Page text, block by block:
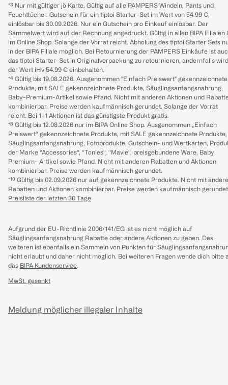
*³ Nur mit gültiger jö Karte. Gültig auf alle PAMPERS Windeln, Pants und
Feuchttücher. Gutschein für ein tiptoi Starter-Set im Wert von 54.99 €,
einlösbar bis 30.09.2026. Nur ein Gutschein pro Einkauf einlösbar. Der
Sammelwert wird auf der Rechnung angedruckt. Gültig in allen BIPA Filialen
im Online Shop. Solange der Vorrat reicht. Abholung des tiptoi Starter Sets
in der BIPA Filiale möglich. Bei Retournierung der PAMPERS Einkäufe ist
das tiptoi Starter-Set in Originalverpackung zu retournieren, andernfalls wird
der Wert iHv 54.99 € einbehalten.
*⁴ Gültig bis 19.08.2026. Ausgenommen "Einfach Preiswert" gekennzeichnete
Produkte, mit SALE gekennzeichnete Produkte, Säuglingsanfangsnahrung,
Baby-Premium-Artikel sowie Pfand. Nicht mit anderen Aktionen und
kombinierbar. Preise werden kaufmännisch gerundet. Solange der Vorrat
reicht. Bei 1+1 Aktionen ist das günstigste Produkt gratis.
*⁸ Gültig bis 12.08.2026 nur im BIPA Online Shop. Ausgenommen „Einfach
Preiswert“ gekennzeichnete Produkte, mit SALE gekennzeichnete Produkte,
Säuglingsanfangsnahrung, Fotoprodukte, Gutschein- und Wertkarten,
der Marke “Accessories“, “Tonies“, “Mavie“, preisgebundene Ware, Baby
Premium- Artikel sowie Pfand. Nicht mit anderen Rabatten und Aktionen
kombinierbar. Preise werden kaufmännisch gerundet.
*¹⁰ Gültig bis 02.09.2026 nur auf gekennzeichnete Produkte. Nicht mit
Rabatten und Aktionen kombinierbar. Preise werden kaufmännisch
Preisliste der letzten 30 Tage
Aufgrund der EU-Richtlinie 2006/141/EG ist es nicht möglich auf
Säuglingsanfangsnahrung Rabatte oder andere Aktionen zu geben. Des
weiteren ist ebenfalls ein Sammeln von Punkten für
nicht erlaubt und daher nicht möglich. Bei weiteren Fragen wende dich bitte
das BIPA Kundenservice.
MwSt. gesenkt
Meldung möglicher illegaler Inhalte